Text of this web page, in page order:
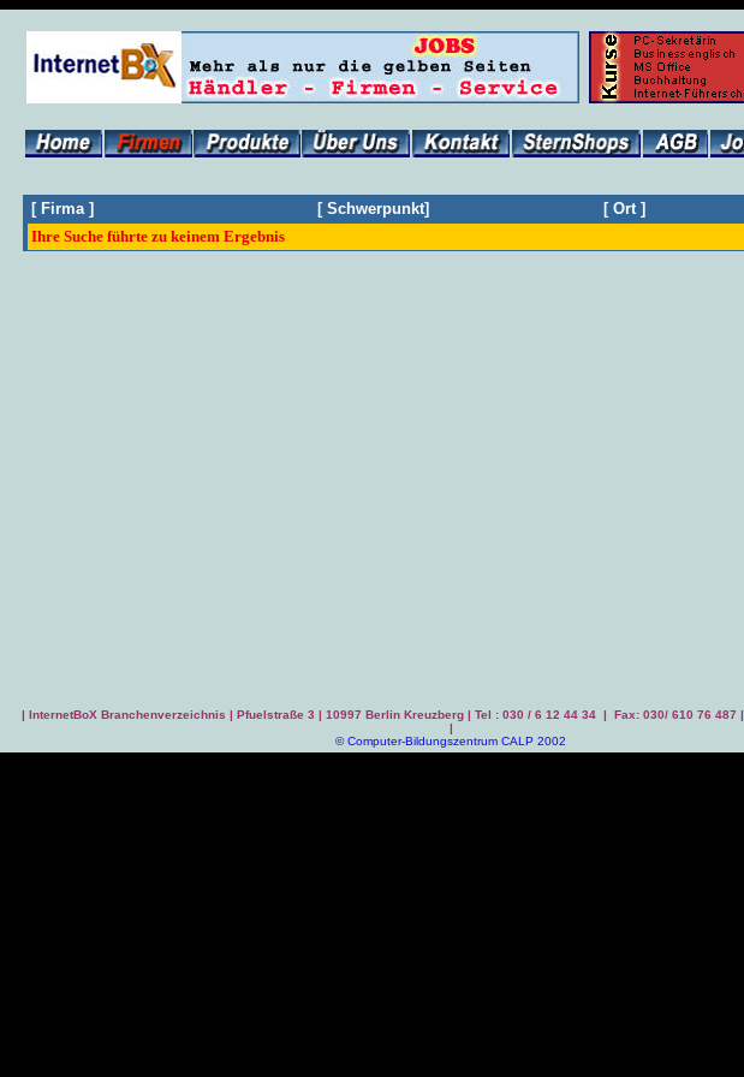
[ Firma ] [ Schwerpunkt] [ Ort ]
Ihre Suche führte zu keinem Ergebnis
| InternetBoX Branchenverzeichnis | Pfuelstraße 3 | 10997 Berlin Kreuzberg | Tel : 030 / 6 12 44 34 | Fax: 030/ 610 76 487 |
|
©Computer-Bildungszentrum CALP 2002